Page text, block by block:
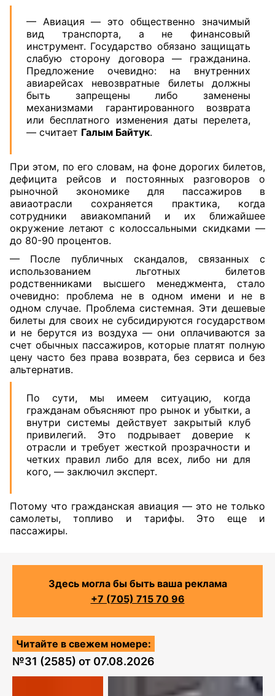
— Авиация — это общественно значимый
вид транспорта, а не финансовый
инструмент. Государство обязано защищать
слабую сторону договора — гражданина.
Предложение очевидно: на внутренних
авиарейсах невозвратные билеты должны
быть запрещены либо заменены
механизмами гарантированного возврата
или бесплатного изменения даты перелета,
— считает Галым Байтук.
При этом, по его словам, на фоне дорогих билетов,
дефицита рейсов и постоянных разговоров о
рыночной экономике для пассажиров в
авиаотрасли сохраняется практика, когда
сотрудники авиакомпаний и их ближайшее
окружение летают с колоссальными скидками —
до 80-90 процентов.
— После публичных скандалов, связанных с
использованием льготных билетов
родственниками высшего менеджмента, стало
очевидно: проблема не в одном имени и не в
одном случае. Проблема системная. Эти дешевые
билеты для своих не субсидируются государством
и не берутся из воздуха — они оплачиваются за
счет обычных пассажиров, которые платят полную
цену часто без права возврата, без сервиса и без
альтернатив.
По сути, мы имеем ситуацию, когда
гражданам объясняют про рынок и убытки, а
внутри системы действует закрытый клуб
привилегий. Это подрывает доверие к
отрасли и требует жесткой прозрачности и
четких правил либо для всех, либо ни для
кого, — заключил эксперт.
Потому что гражданская авиация — это не только
самолеты, топливо и тарифы. Это еще и
пассажиры.
Здесь могла бы быть ваша реклама
+7 (705) 715 70 96
Читайте в свежем номере:
№31 (2585) от 07.08.2026